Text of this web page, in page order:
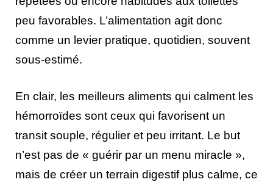
peu favorables. L’alimentation agit donc
comme un levier pratique, quotidien, souvent
sous-estimé.
En clair, les meilleurs aliments qui calment les
hémorroïdes sont ceux qui favorisent un
transit souple, régulier et peu irritant. Le but
n’est pas de « guérir par un menu miracle »,
mais de créer un terrain digestif plus calme, ce